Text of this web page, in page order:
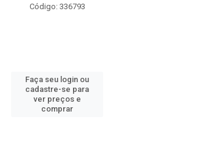
Código: 336793
Faça seu login ou
cadastre-se para
ver preços e
comprar